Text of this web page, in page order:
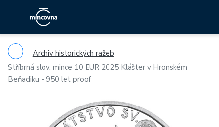
Archiv historických ražeb
Stříbrná slov. mince 10 EUR 2025 Klášter v Hronském
Beňadiku - 950 let proof